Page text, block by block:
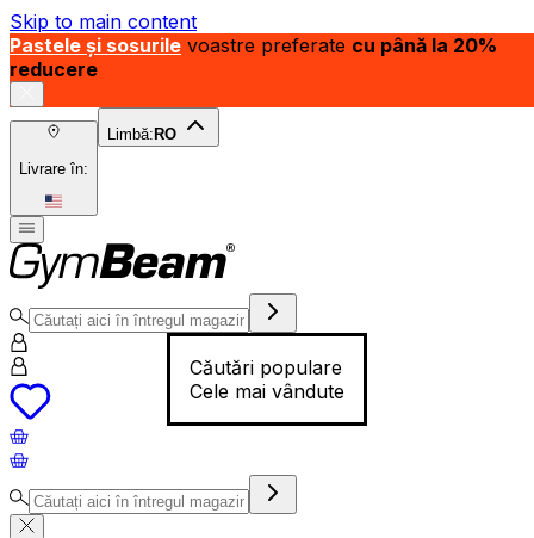
Skip to main content
Pastele și sosurile voastre preferate cu până la 20%
reducere
Livrare în:
Limbă: RO
Căutări populare
Cele mai vândute